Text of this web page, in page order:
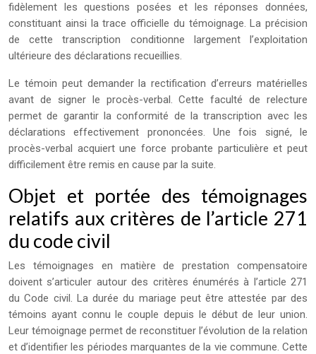
fidèlement les questions posées et les réponses données,
constituant ainsi la trace officielle du témoignage. La précision
de cette transcription conditionne largement l’exploitation
ultérieure des déclarations recueillies.
Le témoin peut demander la rectification d’erreurs matérielles
avant de signer le procès-verbal. Cette faculté de relecture
permet de garantir la conformité de la transcription avec les
déclarations effectivement prononcées. Une fois signé, le
procès-verbal acquiert une force probante particulière et peut
difficilement être remis en cause par la suite.
Objet et portée des témoignages
relatifs aux critères de l’article 271
du code civil
Les témoignages en matière de prestation compensatoire
doivent s’articuler autour des critères énumérés à l’article 271
du Code civil. La durée du mariage peut être attestée par des
témoins ayant connu le couple depuis le début de leur union.
Leur témoignage permet de reconstituer l’évolution de la relation
et d’identifier les périodes marquantes de la vie commune. Cette